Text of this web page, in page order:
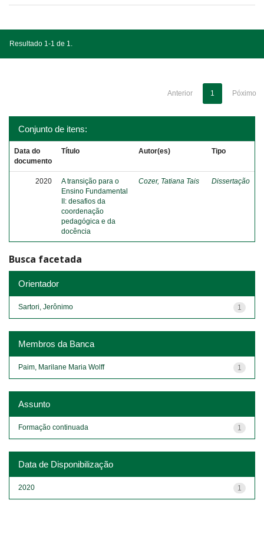
Resultado 1-1 de 1.
Anterior 1 Póximo
Conjunto de itens:
Data do
documento
Título Autor(es) Tipo
2020
A transição para o
Ensino Fundamental
II: desafios da
coordenação
pedagógica e da
docência
Cozer, Tatiana Tais Dissertação
Busca facetada
Orientador
1
Sartori, Jerônimo
Membros da Banca
1
Paim, Marilane Maria Wolff
Assunto
1
Formação continuada
Data de Disponibilização
1
2020